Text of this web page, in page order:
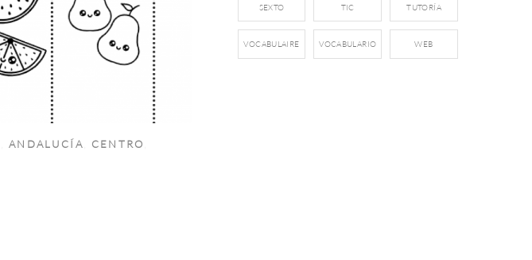
,ANDALUCÍA CENTRO
SEXTO TIC TUTORÍA
VOCABULAIRE VOCABULARIO WEB